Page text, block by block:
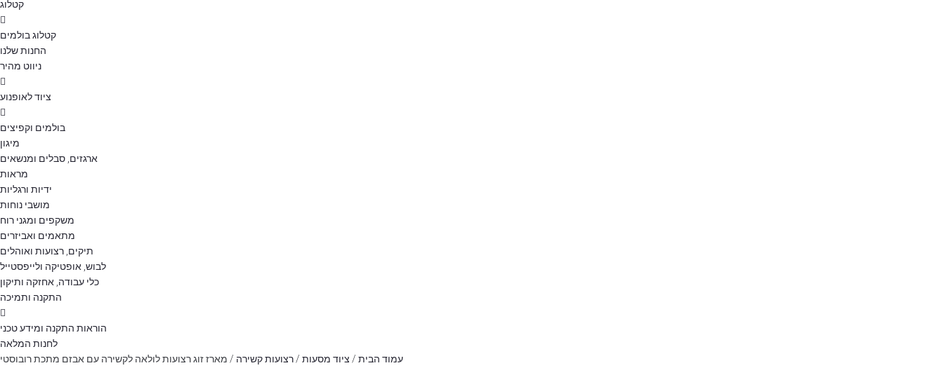
קטלוג
קטלוג בולמים
החנות שלנו
ניווט מהיר
ציוד לאופנוע
בולמים וקפיצים
מיגון
ארגזים, סבלים ומנשאים
מראות
ידיות ורגליות
מושבי נוחות
משקפים ומגני רוח
מתאמים ואביזרים
תיקים, רצועות ואוהלים
לבוש, אופטיקה ולייפסטייל
כלי עבודה, אחזקה ותיקון
התקנה ותמיכה
הוראות התקנה ומידע טכני
לחנות המלאה
עמוד הבית / ציוד מסעות / רצועות קשירה / מארז זוג רצועות לולאה לקשירה עם אבזם מתכת רובוסטי